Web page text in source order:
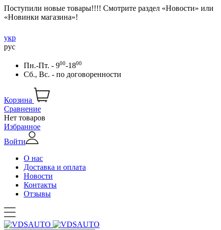
Поступили новые товары!!!! Смотрите раздел «Новости» или
«Новинки магазина»!
укр
рус
Пн.-Пт. - 900-1800
Сб., Вс. - по договоренности
Корзина
Сравнение
Нет товаров
Избранное
Войти
О нас
Доставка и оплата
Новости
Контакты
Отзывы